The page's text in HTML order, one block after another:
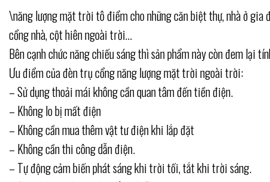
\năng lượng mặt trời tô điểm cho những căn biệt thự, nhà ở gia
cổng nhà, cột hiên ngoài trời…
Bên cạnh chức năng chiếu sáng thì sản phẩm này còn đem
Ưu điểm của đèn trụ cổng năng lượng mặt trời ngoài trời:
– Sử dụng thoải mái không cần quan tâm đến tiền điện.
– Không lo bị mất điện
– Không cần mua thêm vật tư điện khi lắp đặt
– Không cần thi công dẫn điện.
– Tự động cảm biến phát sáng khi trời tối, tắt khi trời sáng.